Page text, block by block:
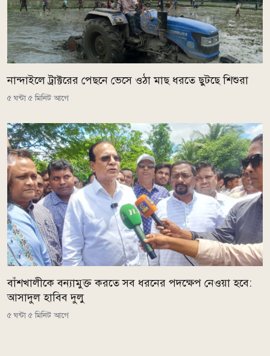
নান্দাইলে ট্রাক্টরের পেছনে ভেসে ওঠা মাছ ধরতে ছুটছে শিশুরা
৫ ঘন্টা ৫ মিনিট আগে
বাঁশখালীকে বন্যামুক্ত করতে সব ধরনের পদক্ষেপ নেওয়া হবে:
আসাদুল হাবিব দুলু
৫ ঘন্টা ৫ মিনিট আগে